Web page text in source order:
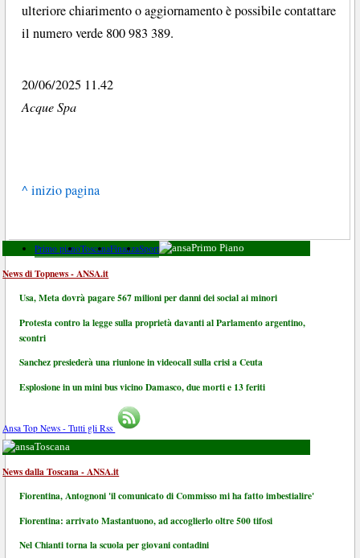
ulteriore chiarimento o aggiornamento è possibile contattare
il numero verde 800 983 389.
20/06/2025 11.42
Acque Spa
^ inizio pagina
Primo pianoToscanaFinanzaSport Primo Piano
News di Topnews - ANSA.it
Usa, Meta dovrà pagare 567 milioni per danni dei social ai minori
Protesta contro la legge sulla proprietà davanti al Parlamento argentino,
scontri
Sanchez presiederà una riunione in videocall sulla crisi a Ceuta
Esplosione in un mini bus vicino Damasco, due morti e 13 feriti
Ansa Top News - Tutti gli Rss
Toscana
News dalla Toscana - ANSA.it
Fiorentina, Antognoni 'il comunicato di Commisso mi ha fatto imbestialire'
Fiorentina: arrivato Mastantuono, ad accoglierlo oltre 500 tifosi
Nel Chianti torna la scuola per giovani contadini